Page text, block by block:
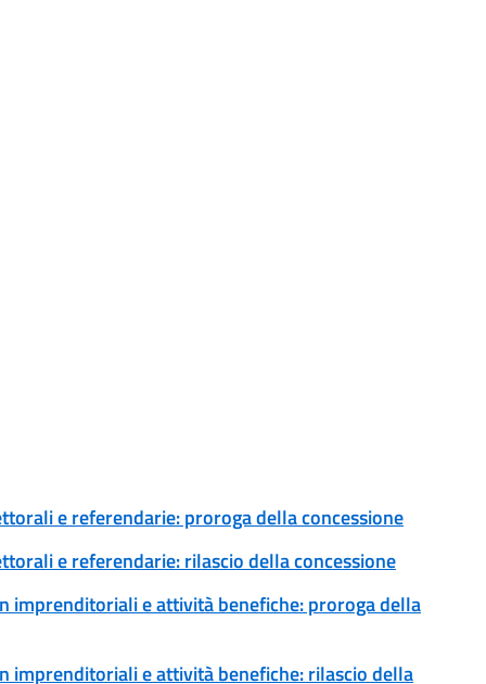
e referendarie: proroga della concessione
e referendarie: rilascio della concessione
imprenditoriali e attività benefiche: proroga della
imprenditoriali e attività benefiche: rilascio della